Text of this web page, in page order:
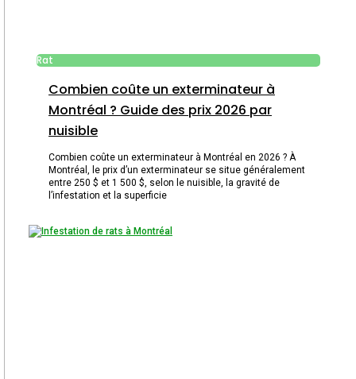
Rat
Combien coûte un exterminateur à
Montréal ? Guide des prix 2026 par
nuisible
Combien coûte un exterminateur à Montréal en 2026 ? À
Montréal, le prix d’un exterminateur se situe généralement
entre 250 $ et 1 500 $, selon le nuisible, la gravité de
l’infestation et la superficie